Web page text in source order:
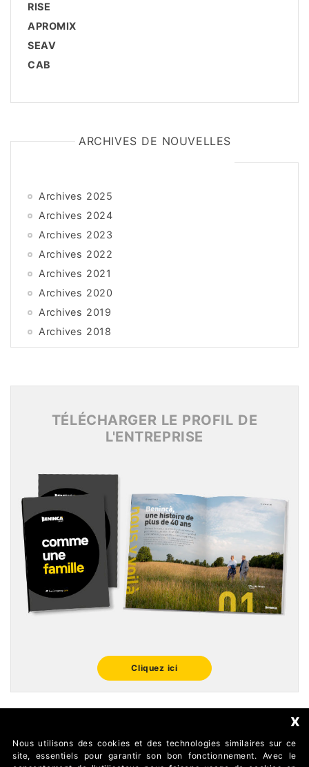
RISE
APROMIX
SEAV
CAB
ARCHIVES DE NOUVELLES
Archives 2025
Archives 2024
Archives 2023
Archives 2022
Archives 2021
Archives 2020
Archives 2019
Archives 2018
Archives 2017
Archives 2015
TÉLÉCHARGER LE PROFIL DE
L'ENTREPRISE
Cliquez ici
FOLLOW US
x
Nous utilisons des cookies et des technologies similaires sur ce
site, essentiels pour garantir son bon fonctionnement. Avec le